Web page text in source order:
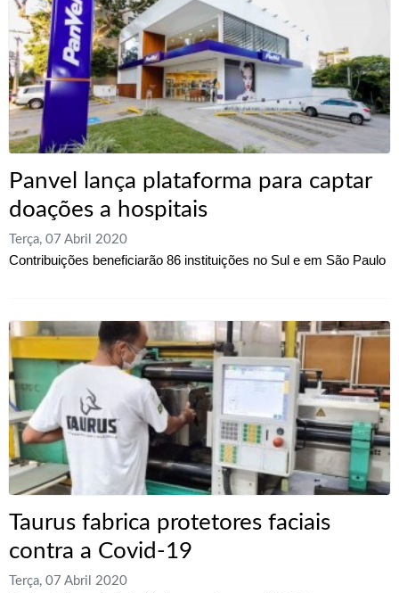
Panvel lança plataforma para captar
doações a hospitais
Terça, 07 Abril 2020
Contribuições beneficiarão 86 instituições no Sul e em São Paulo
Taurus fabrica protetores faciais
contra a Covid-19
Terça, 07 Abril 2020